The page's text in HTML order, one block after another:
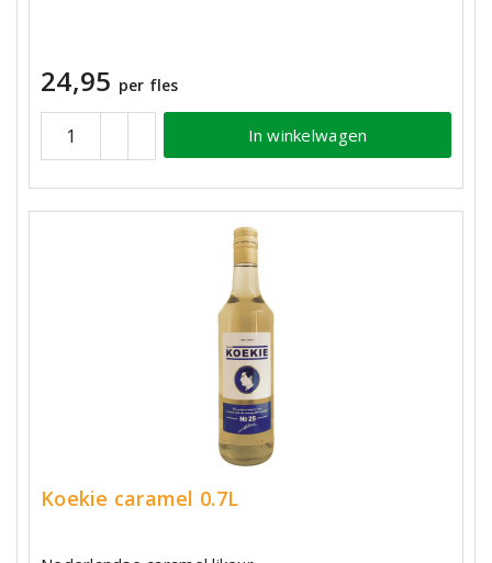
24,95 per fles
In winkelwagen
Koekie caramel 0.7L